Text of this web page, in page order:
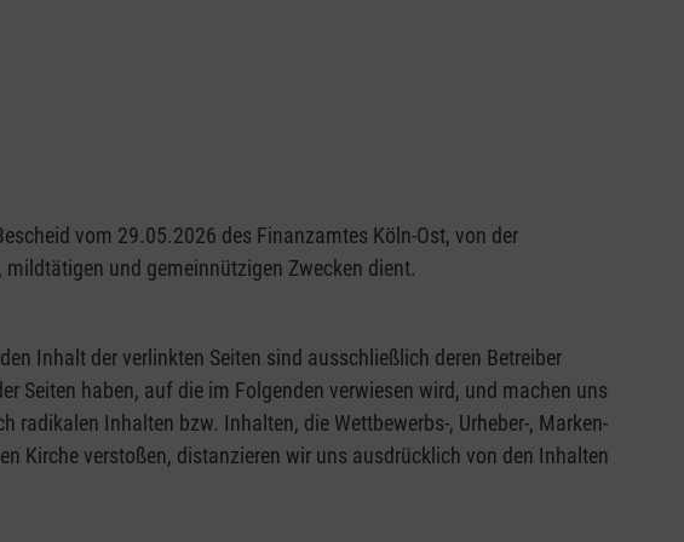
vom 29.05.2026 des Finanzamtes Köln-Ost, von der
und gemeinnützigen Zwecken dient.
Inhalt der verlinkten Seiten sind ausschließlich deren Betreiber
Seiten haben, auf die im Folgenden verwiesen wird, und machen uns
Inhalten bzw. Inhalten, die Wettbewerbs-, Urheber-, Marken-
Kirche verstoßen, distanzieren wir uns ausdrücklich von den Inhalten